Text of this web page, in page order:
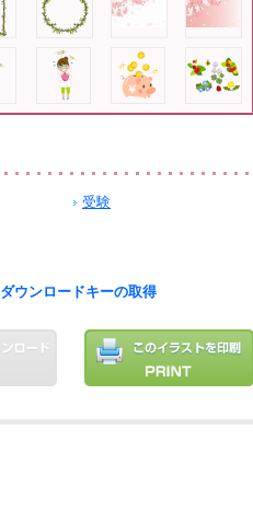
受験
ダウンロードキーの取得